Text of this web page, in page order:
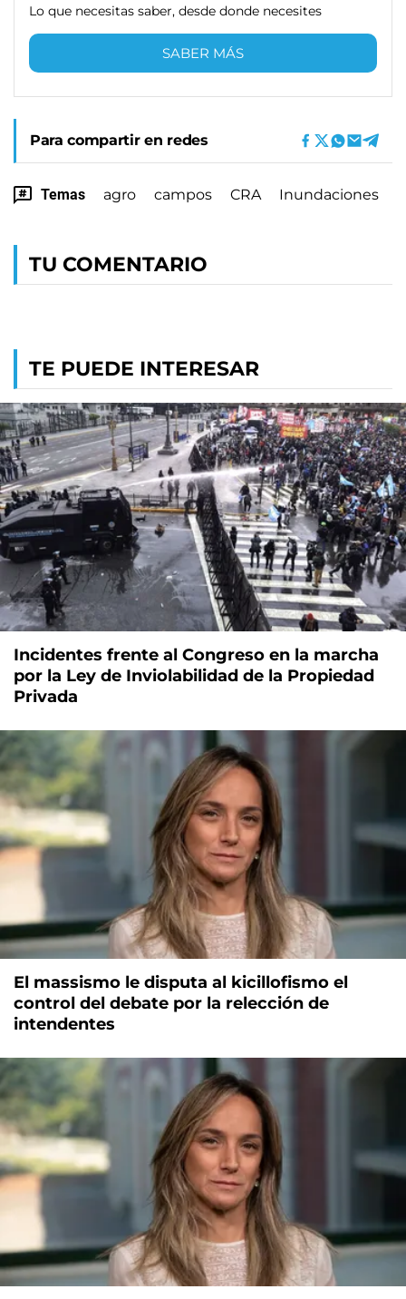
Lo que necesitas saber, desde donde necesites
SABER MÁS
Para compartir en redes
Temas agro campos CRA Inundaciones
TU COMENTARIO
TE PUEDE INTERESAR
Incidentes frente al Congreso en la marcha
por la Ley de Inviolabilidad de la Propiedad
Privada
El massismo le disputa al kicillofismo el
control del debate por la relección de
intendentes